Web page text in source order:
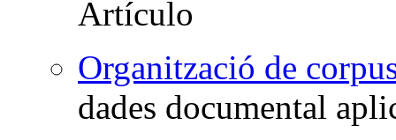
Organització de
dades documental